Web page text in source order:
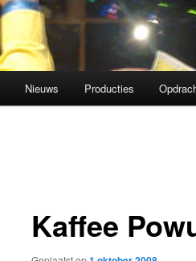
Nieuws Producties
Kaffee